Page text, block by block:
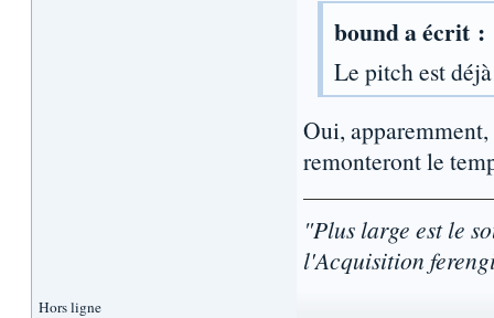
bound a écrit :
Le pitch est
Oui,
remonteront le
"Plus large est le
l'Acquisition
Hors ligne